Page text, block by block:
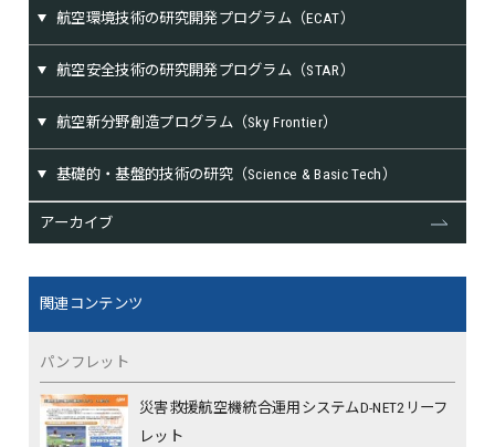
航空環境技術の研究開発プログラム（ECAT）
航空安全技術の研究開発プログラム（STAR）
航空新分野創造プログラム（Sky Frontier）
基礎的・基盤的技術の研究（Science & Basic Tech）
アーカイブ
関連コンテンツ
パンフレット
災害救援航空機統合運用システムD-NET2リーフ
レット